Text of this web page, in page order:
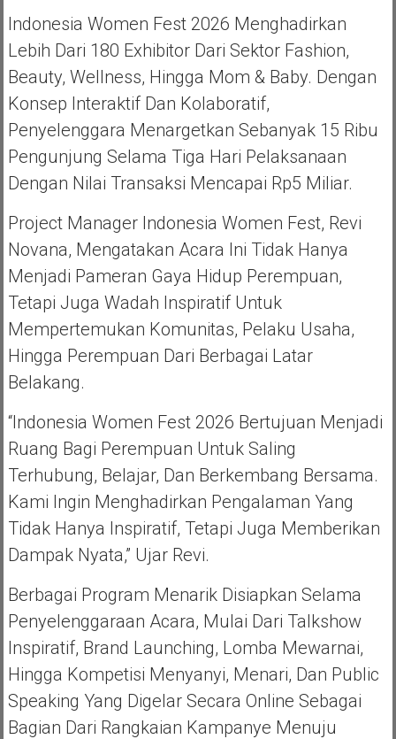
Indonesia Women Fest 2026 Menghadirkan
Lebih Dari 180 Exhibitor Dari Sektor Fashion,
Beauty, Wellness, Hingga Mom & Baby. Dengan
Konsep Interaktif Dan Kolaboratif,
Penyelenggara Menargetkan Sebanyak 15 Ribu
Pengunjung Selama Tiga Hari Pelaksanaan
Dengan Nilai Transaksi Mencapai Rp5 Miliar.
Project Manager Indonesia Women Fest, Revi
Novana, Mengatakan Acara Ini Tidak Hanya
Menjadi Pameran Gaya Hidup Perempuan,
Tetapi Juga Wadah Inspiratif Untuk
Mempertemukan Komunitas, Pelaku Usaha,
Hingga Perempuan Dari Berbagai Latar
Belakang.
“Indonesia Women Fest 2026 Bertujuan Menjadi
Ruang Bagi Perempuan Untuk Saling
Terhubung, Belajar, Dan Berkembang Bersama.
Kami Ingin Menghadirkan Pengalaman Yang
Tidak Hanya Inspiratif, Tetapi Juga Memberikan
Dampak Nyata,” Ujar Revi.
Berbagai Program Menarik Disiapkan Selama
Penyelenggaraan Acara, Mulai Dari Talkshow
Inspiratif, Brand Launching, Lomba Mewarnai,
Hingga Kompetisi Menyanyi, Menari, Dan Public
Speaking Yang Digelar Secara Online Sebagai
Bagian Dari Rangkaian Kampanye Menuju